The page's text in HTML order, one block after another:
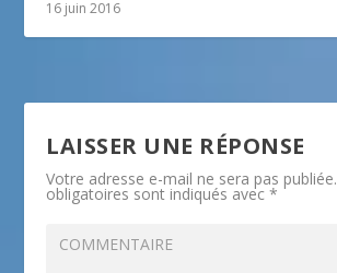
16 juin 2016
LAISSER UNE RÉPONSE
Votre adresse e-mail ne sera pas publiée.
obligatoires sont indiqués avec*